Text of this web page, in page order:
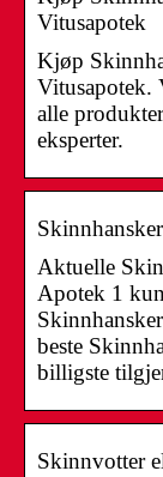
Vitusapotek
Kjøp
Vitusapotek.
alle
eksperter.
Aktuelle
Apotek 1
beste
billigste
Skinnvotter